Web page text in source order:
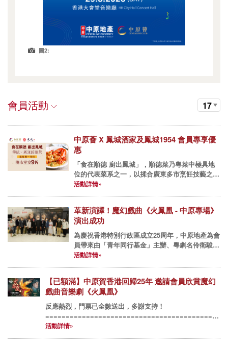
圖2:
會員活動 17
中原薈 X 鳳城酒家及鳳城1954 會員專享優
惠
「食在順德 廚出鳳城」，順德菜乃粵菜中極具地
位的代表菜系之一，以揉合廣東多市烹飪技藝之
長、豐富多樣的製作物料著稱，素來深得一眾粵菜
活動詳情»
革新演譯！魔幻戲曲《火鳳凰 - 中原專場》
演出成功
為慶祝香港特別行政區成立25周年，中原地產為會
員帶來由「青年同行基金」主辦、粵劇名伶衛駿輝
女士擔綱之新編戲曲音樂劇《火鳳凰 - 中原專
活動詳情»
【已額滿】中原賀香港回歸25年 邀請會員欣賞魔幻
戲曲音樂劇《火鳳凰》
反應熱烈，門票已全數送出，多謝支持！
===========================================
慶祝香港特別行政區成立25周年，中原薈為會員帶來政府認
活動詳情»